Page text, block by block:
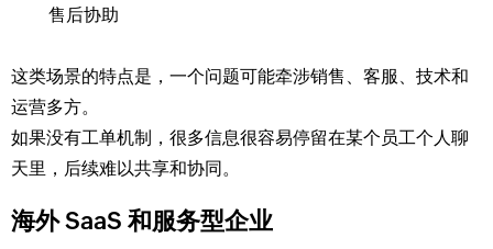
售后协助
这类场景的特点是，一个问题可能牵涉销售、客服、技术和
运营多方。
如果没有工单机制，很多信息很容易停留在某个员工个人聊
天里，后续难以共享和协同。
海外 SaaS 和服务型企业